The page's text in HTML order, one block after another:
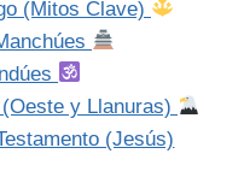
(Mitos Clave)
y Llanuras)
(Jesús)